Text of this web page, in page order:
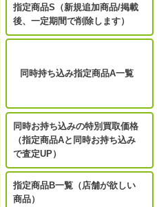
指定商品S（新規追加商品/掲載
後、一定期間で削除します）
同時持ち込み指定商品A一覧
同時お持ち込みの特別買取価格
（指定商品Aと同時お持ち込み
で査定UP）
指定商品B一覧（店舗が欲しい
商品）